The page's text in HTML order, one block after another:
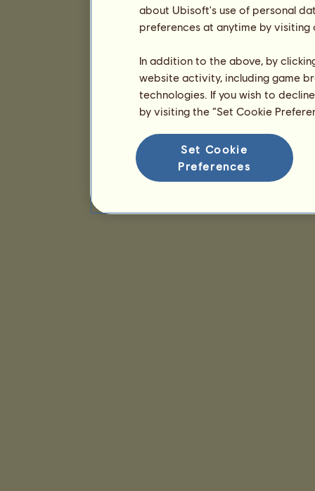
about Ubisoft's use of personal
preferences at anytime by
In addition to the above, by
website activity, including game
technologies. If you wish to
by visiting the “Set Cookie
Set Cookie
Preferences